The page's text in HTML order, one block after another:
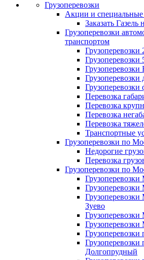
Грузоперевозки
Акции и
Заказать Газель
Грузоперевозки
транспортом
Грузоперевозки
Грузоперевозки
Грузоперевозки
Перевозка
Перевозка
Перевозка
Перевозка
Транспортные
Грузоперевозки по
Недорогие
Перевозка
Грузоперевозки по
Зуево
Грузоперевозки
Долгопрудный